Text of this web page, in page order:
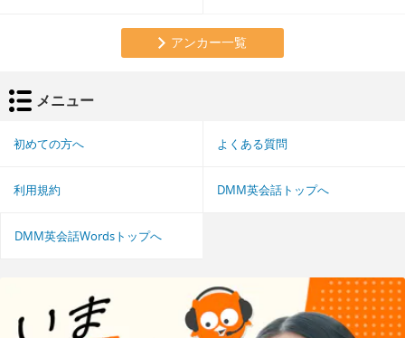
アンカー一覧
メニュー
初めての方へ よくある質問
利用規約 DMM英会話トップへ
DMM英会話Wordsトップへ